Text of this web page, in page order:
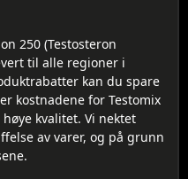
250 (Testosteron
til alle regioner i
kan du spare
kostnadene for Testomix
kvalitet. Vi nektet
av varer, og på grunn